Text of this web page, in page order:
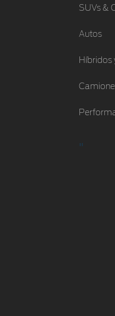
SUVs &
Autos
Híbridos
"